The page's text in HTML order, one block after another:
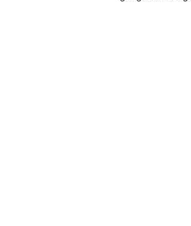
bao giờ
Thậm
gang/túi